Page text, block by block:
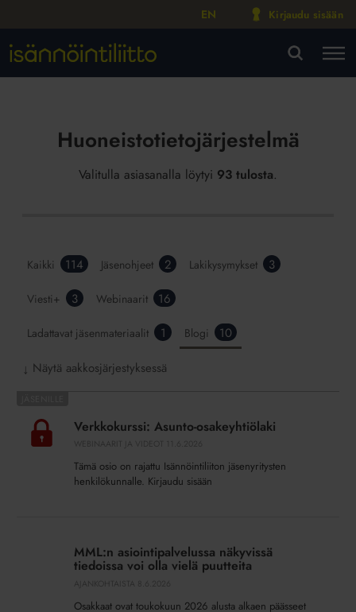
EN Kirjaudu sisään
Huoneistotietojärjestelmä
Valitulla asiasanalla löytyi 93 tulosta.
Kaikki 114 Jäsenohjeet 2 Lakikysymykset 3
Viesti+ 3 Webinaarit 16
Ladattavat jäsenmateriaalit 1 Blogi 10
↓ Näytä aakkosjärjestyksessä
Asunto-
osakeyhtiölakiVerkkokurssi: Asunto-osakeyhtiölaki
Tämä osio on rajattu Isännöintiliiton jäsenyritysten
henkilökunnalle. Kirjaudu sisään
MML:n asiointipalvelussa näkyvissä
tiedoissa voi olla vielä puutteita
Osakkaat ovat toukokuun 2026 alusta alkaen päässeet